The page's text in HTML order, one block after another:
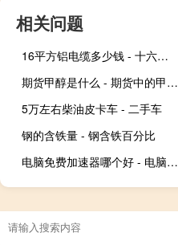
相关问题
16平方铝电缆多少钱 - 十六平方铝线多少钱
期货甲醇是什么 - 期货中的甲醇是做什么用的
5万左右柴油皮卡车 - 二手车
钢的含铁量 - 钢含铁百分比
电脑免费加速器哪个好 - 电脑上最好的加速器